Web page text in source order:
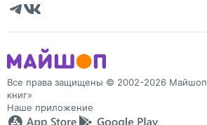
Все права защищены © 2002-2026 Майшоп
книг»
Наше приложение